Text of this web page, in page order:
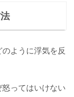
ように浮気を反
ってはいけない